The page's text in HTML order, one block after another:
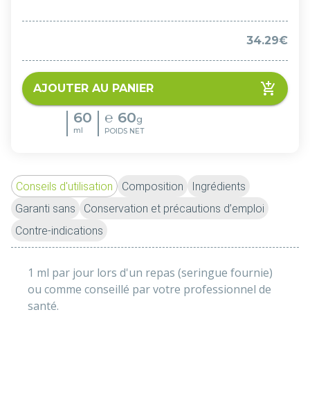
34.29€
AJOUTER AU PANIER
60
ml
℮ 60g
POIDS NET
Conseils d'utilisation Composition
Ingrédients
Garanti sans
Conservation et précautions d’emploi
Contre-indications
1 ml par jour lors d'un repas (seringue fournie)
ou comme conseillé par votre professionnel de
santé.